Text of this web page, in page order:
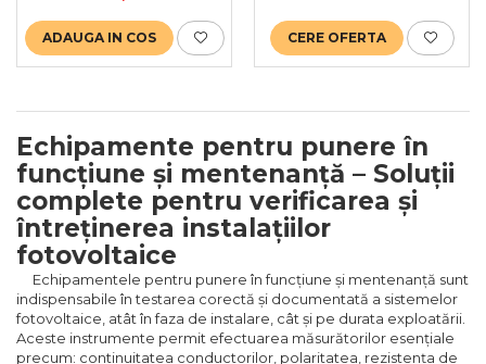
verificarea siguranței
electrice și depanare în
sisteme fotovoltaice până
la 1500V DC
ADAUGA IN COS CERE OFERTA
Echipamente pentru punere în
funcțiune și mentenanță – Soluții
complete pentru verificarea și
întreținerea instalațiilor
fotovoltaice
Echipamentele pentru punere în funcțiune și mentenanță sunt
indispensabile în testarea corectă și documentată a sistemelor
fotovoltaice, atât în faza de instalare, cât și pe durata exploatării.
Aceste instrumente permit efectuarea măsurătorilor esențiale
precum: continuitatea conductorilor, polaritatea, rezistența de